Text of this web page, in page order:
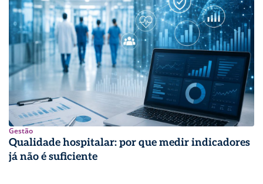
Gestão
Qualidade hospitalar: por que medir indicadores
já não é suficiente